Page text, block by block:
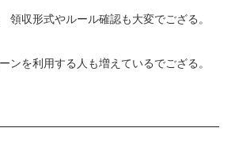
領収形式やルール確認も大変でござる。
ンを利用する人も増えているでござる。